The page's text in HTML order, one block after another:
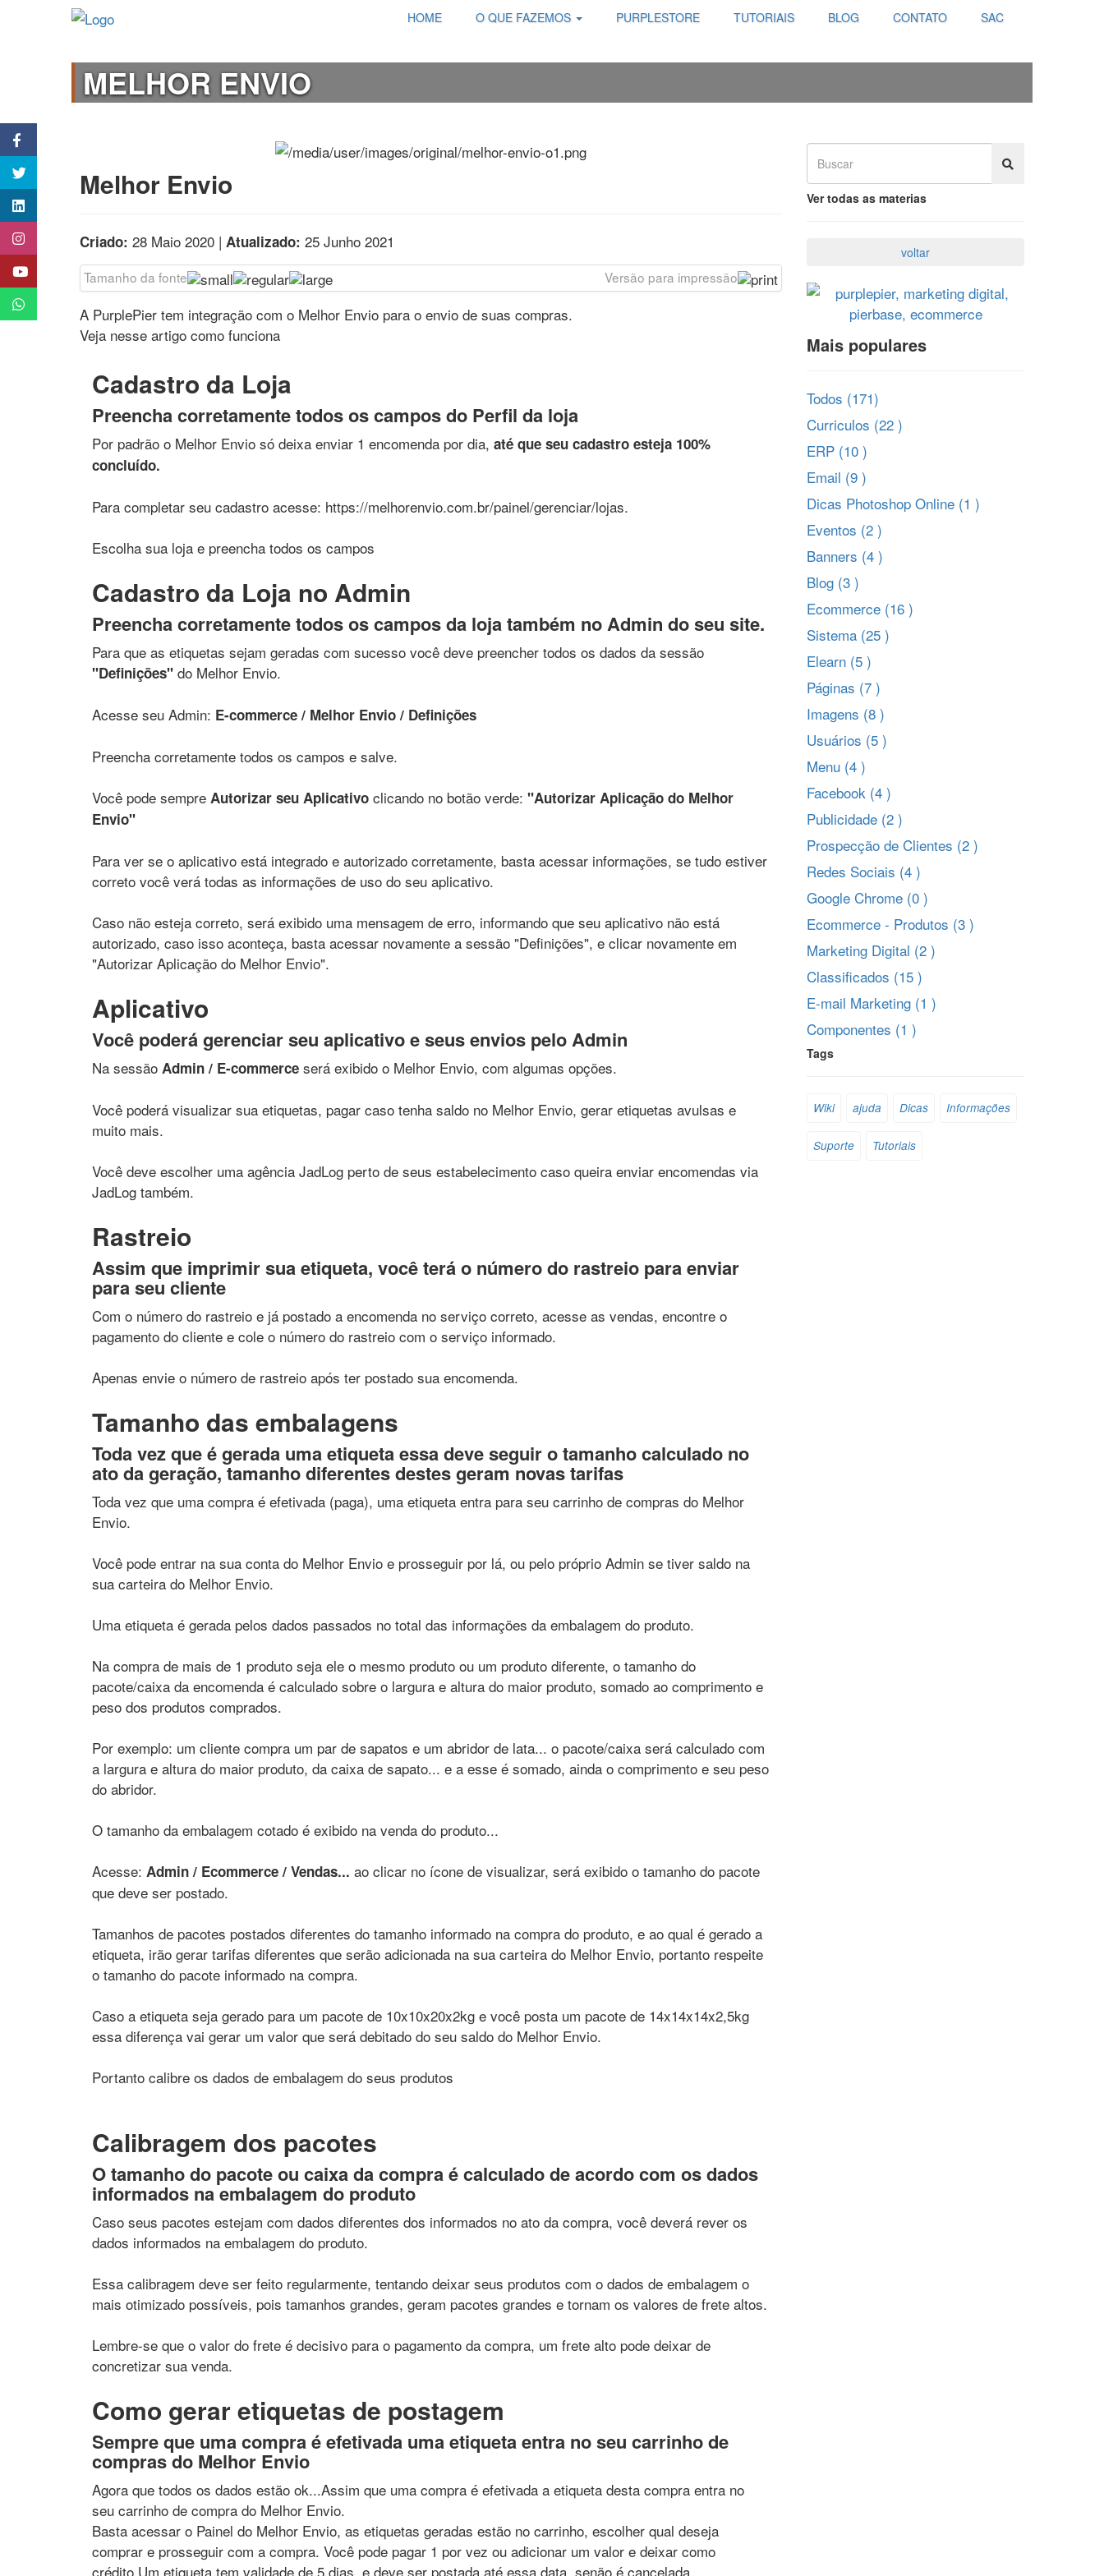
HOME O QUE FAZEMOS PURPLESTORE TUTORIAIS BLOG CONTATO SAC
MELHOR ENVIO
Melhor Envio
Criado: 28 Maio 2020 | Atualizado: 25 Junho 2021
Tamanho da fonte Versão para impressão
A PurplePier tem integração com o Melhor Envio para o envio de suas compras.
Veja nesse artigo como funciona
Cadastro da Loja
Preencha corretamente todos os campos do Perfil da loja
Por padrão o Melhor Envio só deixa enviar 1 encomenda por dia, até que seu cadastro esteja 100%
concluído.
Para completar seu cadastro acesse: https://melhorenvio.com.br/painel/gerenciar/lojas.
Escolha sua loja e preencha todos os campos
Cadastro da Loja no Admin
Preencha corretamente todos os campos da loja também no Admin do seu site.
Para que as etiquetas sejam geradas com sucesso você deve preencher todos os dados da sessão
"Definições" do Melhor Envio.
Acesse seu Admin: E-commerce / Melhor Envio / Definições
Preencha corretamente todos os campos e salve.
Você pode sempre Autorizar seu Aplicativo clicando no botão verde: "Autorizar Aplicação do Melhor
Envio"
Para ver se o aplicativo está integrado e autorizado corretamente, basta acessar informações, se tudo estiver
correto você verá todas as informações de uso do seu aplicativo.
Caso não esteja correto, será exibido uma mensagem de erro, informando que seu aplicativo não está
autorizado, caso isso aconteça, basta acessar novamente a sessão "Definições", e clicar novamente em
"Autorizar Aplicação do Melhor Envio".
Aplicativo
Você poderá gerenciar seu aplicativo e seus envios pelo Admin
Na sessão Admin / E-commerce será exibido o Melhor Envio, com algumas opções.
Você poderá visualizar sua etiquetas, pagar caso tenha saldo no Melhor Envio, gerar etiquetas avulsas e
muito mais.
Você deve escolher uma agência JadLog perto de seus estabelecimento caso queira enviar encomendas via
JadLog também.
Rastreio
Assim que imprimir sua etiqueta, você terá o número do rastreio para enviar
para seu cliente
Com o número do rastreio e já postado a encomenda no serviço correto, acesse as vendas, encontre o
pagamento do cliente e cole o número do rastreio com o serviço informado.
Apenas envie o número de rastreio após ter postado sua encomenda.
Tamanho das embalagens
Toda vez que é gerada uma etiqueta essa deve seguir o tamanho calculado no
ato da geração, tamanho diferentes destes geram novas tarifas
Toda vez que uma compra é efetivada (paga), uma etiqueta entra para seu carrinho de compras do Melhor
Envio.
Você pode entrar na sua conta do Melhor Envio e prosseguir por lá, ou pelo próprio Admin se tiver saldo na
sua carteira do Melhor Envio.
Uma etiqueta é gerada pelos dados passados no total das informações da embalagem do produto.
Na compra de mais de 1 produto seja ele o mesmo produto ou um produto diferente, o tamanho do
pacote/caixa da encomenda é calculado sobre o largura e altura do maior produto, somado ao comprimento e
peso dos produtos comprados.
Por exemplo: um cliente compra um par de sapatos e um abridor de lata... o pacote/caixa será calculado com
a largura e altura do maior produto, da caixa de sapato... e a esse é somado, ainda o comprimento e seu peso
do abridor.
O tamanho da embalagem cotado é exibido na venda do produto...
Acesse: Admin / Ecommerce / Vendas... ao clicar no ícone de visualizar, será exibido o tamanho do pacote
que deve ser postado.
Tamanhos de pacotes postados diferentes do tamanho informado na compra do produto, e ao qual é gerado a
etiqueta, irão gerar tarifas diferentes que serão adicionada na sua carteira do Melhor Envio, portanto respeite
o tamanho do pacote informado na compra.
Caso a etiqueta seja gerado para um pacote de 10x10x20x2kg e você posta um pacote de 14x14x14x2,5kg
essa diferença vai gerar um valor que será debitado do seu saldo do Melhor Envio.
Portanto calibre os dados de embalagem do seus produtos
Calibragem dos pacotes
O tamanho do pacote ou caixa da compra é calculado de acordo com os dados
informados na embalagem do produto
Caso seus pacotes estejam com dados diferentes dos informados no ato da compra, você deverá rever os
dados informados na embalagem do produto.
Essa calibragem deve ser feito regularmente, tentando deixar seus produtos com o dados de embalagem o
mais otimizado possíveis, pois tamanhos grandes, geram pacotes grandes e tornam os valores de frete altos.
Lembre-se que o valor do frete é decisivo para o pagamento da compra, um frete alto pode deixar de
concretizar sua venda.
Como gerar etiquetas de postagem
Sempre que uma compra é efetivada uma etiqueta entra no seu carrinho de
compras do Melhor Envio
Agora que todos os dados estão ok...Assim que uma compra é efetivada a etiqueta desta compra entra no
seu carrinho de compra do Melhor Envio.
Basta acessar o Painel do Melhor Envio, as etiquetas geradas estão no carrinho, escolher qual deseja
comprar e prosseguir com a compra. Você pode pagar 1 por vez ou adicionar um valor e deixar como
crédito.Um etiqueta tem validade de 5 dias, e deve ser postada até essa data, senão é cancelada.
Ver todas as materias
Mais populares
Todos (171)
Curriculos (22 )
ERP (10 )
Email (9 )
Dicas Photoshop Online (1 )
Eventos (2 )
Banners (4 )
Blog (3 )
Ecommerce (16 )
Sistema (25 )
Elearn (5 )
Páginas (7 )
Imagens (8 )
Usuários (5 )
Menu (4 )
Facebook (4 )
Publicidade (2 )
Prospecção de Clientes (2 )
Redes Sociais (4 )
Google Chrome (0 )
Ecommerce - Produtos (3 )
Marketing Digital (2 )
Classificados (15 )
E-mail Marketing (1 )
Componentes (1 )
Tags
Wiki ajuda Dicas Informações
Suporte Tutoriais